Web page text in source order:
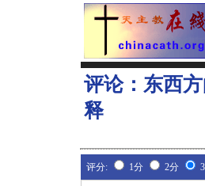
评论： 东西
释
评分: 1分 2分